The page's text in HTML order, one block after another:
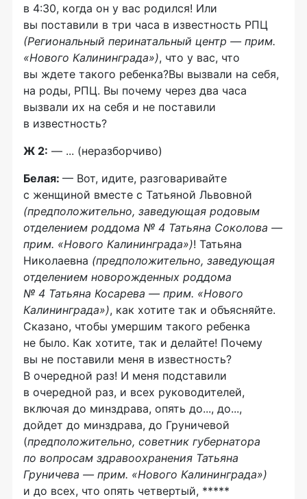
в 4:30, когда он у вас родился! Или
вы поставили в три часа в известность РПЦ
(Региональный перинатальный центр — прим.
«Нового Калининграда»), что у вас, что
вы ждете такого ребенка?Вы вызвали на себя,
на роды, РПЦ. Вы почему через два часа
вызвали их на себя и не поставили
в известность?
Ж 2: — ... (неразборчиво)
Белая: — Вот, идите, разговаривайте
с женщиной вместе с Татьяной Львовной
(предположительно, заведующая родовым
отделением роддома № 4 Татьяна Соколова —
прим. «Нового Калининграда»)! Татьяна
Николаевна (предположительно, заведующая
отделением новорожденных роддома
№ 4 Татьяна Косарева — прим. «Нового
Калининграда»), как хотите так и объясняйте.
Сказано, чтобы умершим такого ребенка
не было. Как хотите, так и делайте! Почему
вы не поставили меня в известность?
В очередной раз! И меня подставили
в очередной раз, и всех руководителей,
включая до минздрава, опять до..., до...,
дойдет до минздрава, до Груничевой
(предположительно, советник губернатора
по вопросам здравоохранения Татьяна
Груничева — прим. «Нового Калининграда»)
и до всех, что опять четвертый, *****